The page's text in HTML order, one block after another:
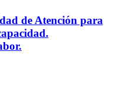
de Atención para